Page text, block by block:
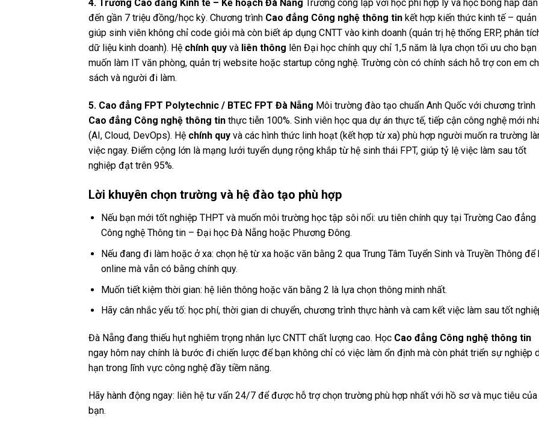
4. Trường Cao đẳng Kinh tế – Kế hoạch Đà Nẵng Trường công lập với học phí hợp lý và học bổng hấp
đến gần 7 triệu đồng/học kỳ. Chương trình Cao đẳng Công nghệ thông tin kết hợp kiến thức kinh tế – quản
giúp sinh viên không chỉ code giỏi mà còn biết áp dụng CNTT vào kinh doanh (quản trị hệ thống ERP, phân
dữ liệu kinh doanh). Hệ chính quy và liên thông lên Đại học chính quy chỉ 1,5 năm là lựa chọn tối ưu cho bạn
muốn làm IT văn phòng, quản trị website hoặc startup công nghệ. Trường còn có chính sách hỗ trợ con em
sách và người đi làm.
5. Cao đẳng FPT Polytechnic / BTEC FPT Đà Nẵng Môi trường đào tạo chuẩn Anh Quốc với chương trình
Cao đẳng Công nghệ thông tin thực tiễn 100%. Sinh viên học qua dự án thực tế, tiếp cận công nghệ mới
(AI, Cloud, DevOps). Hệ chính quy và các hình thức linh hoạt (kết hợp từ xa) phù hợp người muốn ra trường
việc ngay. Điểm cộng lớn là mạng lưới tuyển dụng rộng khắp từ hệ sinh thái FPT, giúp tỷ lệ việc làm sau tốt
nghiệp đạt trên 95%.
Lời khuyên chọn trường và hệ đào tạo phù hợp
Nếu bạn mới tốt nghiệp THPT và muốn môi trường học tập sôi nổi: ưu tiên chính quy tại Trường Cao đẳng
Công nghệ Thông tin – Đại học Đà Nẵng hoặc Phương Đông.
Nếu đang đi làm hoặc ở xa: chọn hệ từ xa hoặc văn bằng 2 qua Trung Tâm Tuyển Sinh và Truyền Thông để
online mà vẫn có bằng chính quy.
Muốn tiết kiệm thời gian: hệ liên thông hoặc văn bằng 2 là lựa chọn thông minh nhất.
Hãy cân nhắc yếu tố: học phí, thời gian di chuyển, chương trình thực hành và cam kết việc làm sau tốt
Đà Nẵng đang thiếu hụt nghiêm trọng nhân lực CNTT chất lượng cao. Học Cao đẳng Công nghệ thông tin
ngay hôm nay chính là bước đi chiến lược để bạn không chỉ có việc làm ổn định mà còn phát triển sự nghiệp
hạn trong lĩnh vực công nghệ đầy tiềm năng.
Hãy hành động ngay: liên hệ tư vấn 24/7 để được hỗ trợ chọn trường phù hợp nhất với hồ sơ và mục tiêu của
bạn.